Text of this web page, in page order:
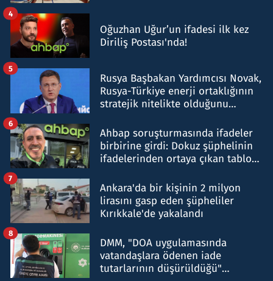
Oğuzhan Uğur’un ifadesi ilk kez
Diriliş Postası'nda!
4
Rusya Başbakan Yardımcısı Novak,
Rusya-Türkiye enerji ortaklığının
stratejik nitelikte olduğunu
5
Ahbap soruşturmasında ifadeler
birbirine girdi: Dokuz şüphelinin
ifadelerinden ortaya çıkan tablo
6
Ankara'da bir kişinin 2 milyon
lirasını gasp eden şüpheliler
Kırıkkale'de yakalandı
7
DMM, "DOA uygulamasında
vatandaşlara ödenen iade
tutarlarının düşürüldüğü"
8